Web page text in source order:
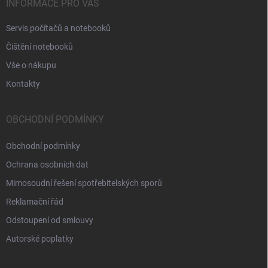
INFORMACE PRO VÁS
Servis počítačů a notebooků
Čištění notebooků
Vše o nákupu
Kontakty
OBCHODNÍ PODMÍNKY
Obchodní podmínky
Ochrana osobních dat
Mimosoudní řešení spotřebitelských sporů
Reklamační řád
Odstoupení od smlouvy
Autorské poplatky